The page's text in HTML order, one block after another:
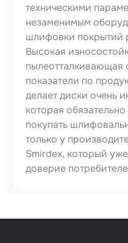
Автоэмали
техническими
незаменимым
шлифовки покрытий
Высокая
пылеотталкивающая
показатели по
делает диски очень
которая
покупать
только у
Smirdex, который
доверие